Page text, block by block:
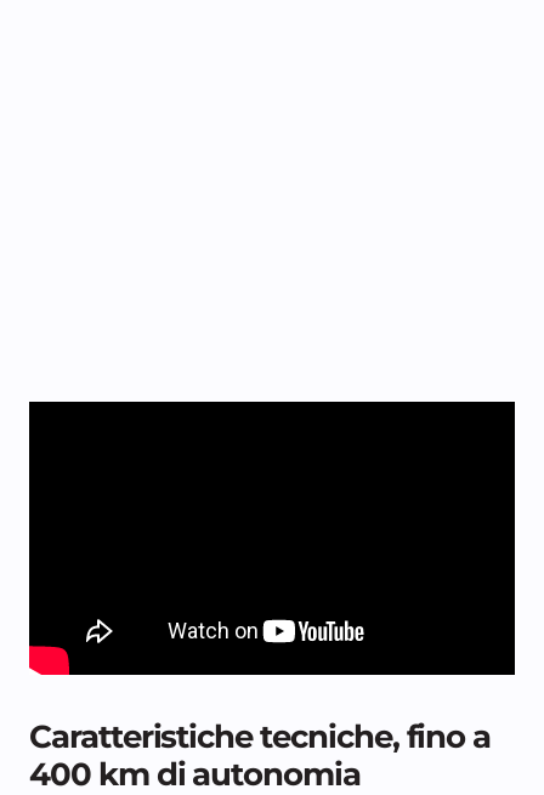
Caratteristiche tecniche, fino a
400 km di autonomia